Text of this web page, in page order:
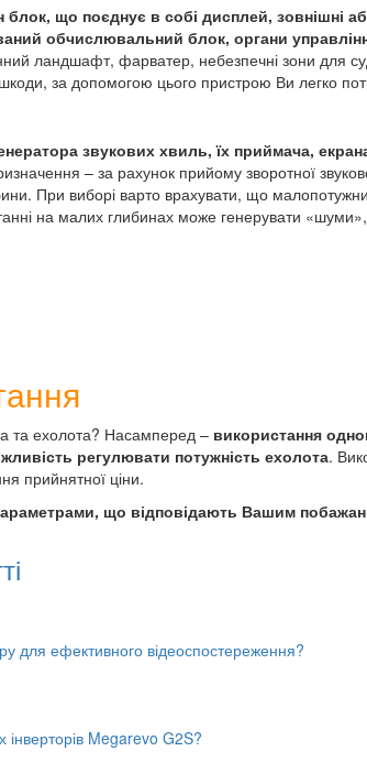
блок, що поєднує в собі дисплей, зовнішні
обчислювальний блок, органи
ландшафт, фарватер, небезпечні зони для
за допомогою цього пристрою Ви легко
звукових хвиль, їх приймача,
– за рахунок прийому зворотної
При виборі варто врахувати, що
на малих глибинах може генерувати
та ехолота? Насамперед – використання
регулювати потужність ехолота.
прийнятної ціни.
що відповідають Вашим
для ефективного відеоспостереження?
інверторів Megarevo G2S?